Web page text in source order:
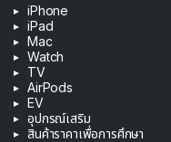
iPhone
iPad
Mac
Watch
TV
AirPods
EV
อุปกรณ์เสริม
สินค้าราคาเพื่อการศึกษา